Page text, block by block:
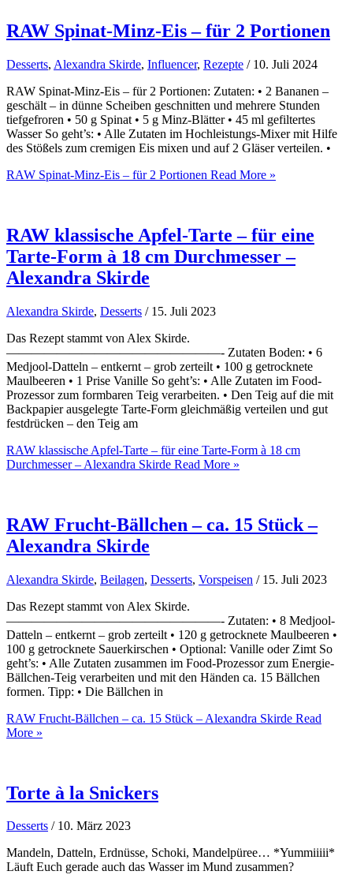
RAW Spinat-Minz-Eis – für 2 Portionen
Desserts, Alexandra Skirde, Influencer, Rezepte / 10. Juli 2024
RAW Spinat-Minz-Eis – für 2 Portionen: Zutaten: • 2 Bananen –
geschält – in dünne Scheiben geschnitten und mehrere Stunden
tiefgefroren • 50 g Spinat • 5 g Minz-Blätter • 45 ml gefiltertes
Wasser So geht’s: • Alle Zutaten im Hochleistungs-Mixer mit Hilfe
des Stößels zum cremigen Eis mixen und auf 2 Gläser verteilen. •
RAW Spinat-Minz-Eis – für 2 Portionen Read More »
RAW klassische Apfel-Tarte – für eine
Tarte-Form à 18 cm Durchmesser –
Alexandra Skirde
Alexandra Skirde, Desserts / 15. Juli 2023
Das Rezept stammt von Alex Skirde.
—————————————————- Zutaten Boden: • 6
Medjool-Datteln – entkernt – grob zerteilt • 100 g getrocknete
Maulbeeren • 1 Prise Vanille So geht’s: • Alle Zutaten im Food-
Prozessor zum formbaren Teig verarbeiten. • Den Teig auf die mit
Backpapier ausgelegte Tarte-Form gleichmäßig verteilen und gut
festdrücken – den Teig am
RAW klassische Apfel-Tarte – für eine Tarte-Form à 18 cm
Durchmesser – Alexandra Skirde Read More »
RAW Frucht-Bällchen – ca. 15 Stück –
Alexandra Skirde
Alexandra Skirde, Beilagen, Desserts, Vorspeisen / 15. Juli 2023
Das Rezept stammt von Alex Skirde.
—————————————————- Zutaten: • 8 Medjool-
Datteln – entkernt – grob zerteilt • 120 g getrocknete Maulbeeren •
100 g getrocknete Sauerkirschen • Optional: Vanille oder Zimt So
geht’s: • Alle Zutaten zusammen im Food-Prozessor zum Energie-
Bällchen-Teig verarbeiten und mit den Händen ca. 15 Bällchen
formen. Tipp: • Die Bällchen in
RAW Frucht-Bällchen – ca. 15 Stück – Alexandra Skirde Read
More »
Torte à la Snickers
Desserts / 10. März 2023
Mandeln, Datteln, Erdnüsse, Schoki, Mandelpüree… *Yummiiiii*
Läuft Euch gerade auch das Wasser im Mund zusammen?